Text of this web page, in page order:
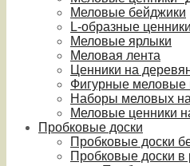
Меловые бейджики
L-образные ценники
Меловые ярлыки
Меловая лента
Ценники на
Фигурные меловые
Наборы меловых
Меловые ценники
Пробковые доски
Пробковые доски
Пробковые доски в